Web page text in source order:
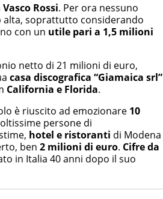
Rossi. Per ora nessuno
alta, soprattutto considerando
con un utile pari a 1,5 milioni
netto di 21 milioni di euro,
casa discografica “Giamaica srl”
California e Florida.
è riuscito ad emozionare 10
persone di
hotel e ristoranti di Modena
ben 2 milioni di euro. Cifre da
in Italia 40 anni dopo il suo